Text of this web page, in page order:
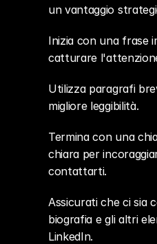
un vantaggio
Inizia con una frase
catturare
Utilizza paragrafi
migliore leggibilità.
Termina con una
chiara per
contattarti.
Assicurati che ci sia
biografia e gli altri
LinkedIn.